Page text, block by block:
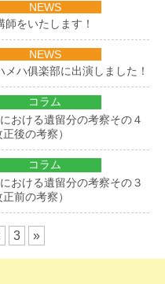
NEWS
をいたします！
NEWS
ハ俱楽部に出演しました！
コラム
おける遺留分の考察その４
後の考察）
コラム
おける遺留分の考察その３
前の考察）
3 »